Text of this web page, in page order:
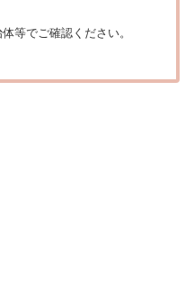
等でご確認ください。